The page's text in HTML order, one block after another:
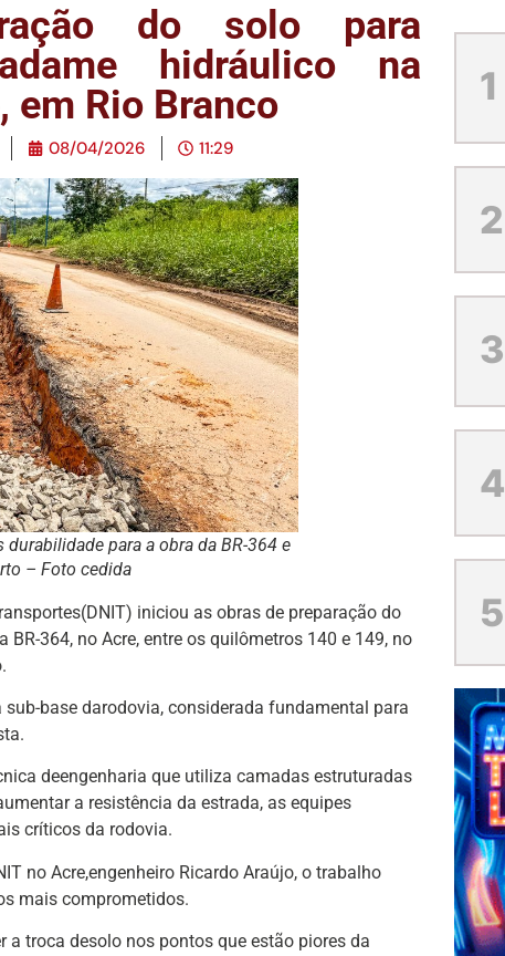
do solo para
hidráulico na
em Rio Branco
08/04/2026 11:29
para a obra da BR-364 e
– Foto cedida
iniciou as obras de preparação do
364, no Acre, entre os quilômetros 140 e 149, no
base darodovia, considerada fundamental para
deengenharia que utiliza camadas estruturadas
a resistência da estrada, as equipes
críticos da rodovia.
no Acre,engenheiro Ricardo Araújo, o trabalho
mais comprometidos.
troca desolo nos pontos que estão piores da
1
2
3
4
5